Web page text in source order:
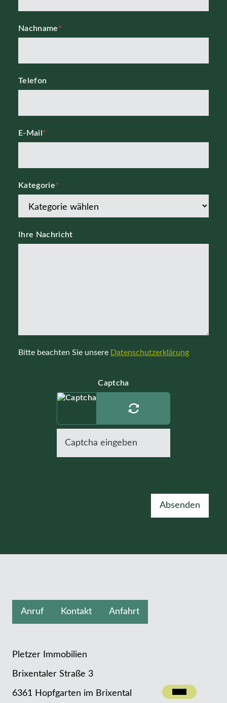
Nachname*
Telefon
E-Mail*
Kategorie*
Ihre Nachricht
Bitte beachten Sie unsere Datenschutzerklärung
Captcha
Absenden
Anruf Kontakt Anfahrt
Pletzer Immobilien
Brixentaler Straße 3
6361 Hopfgarten im Brixental Kontakt